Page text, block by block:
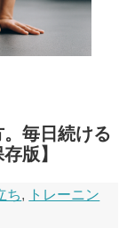
毎日続ける
版】
ち,
トレーニン